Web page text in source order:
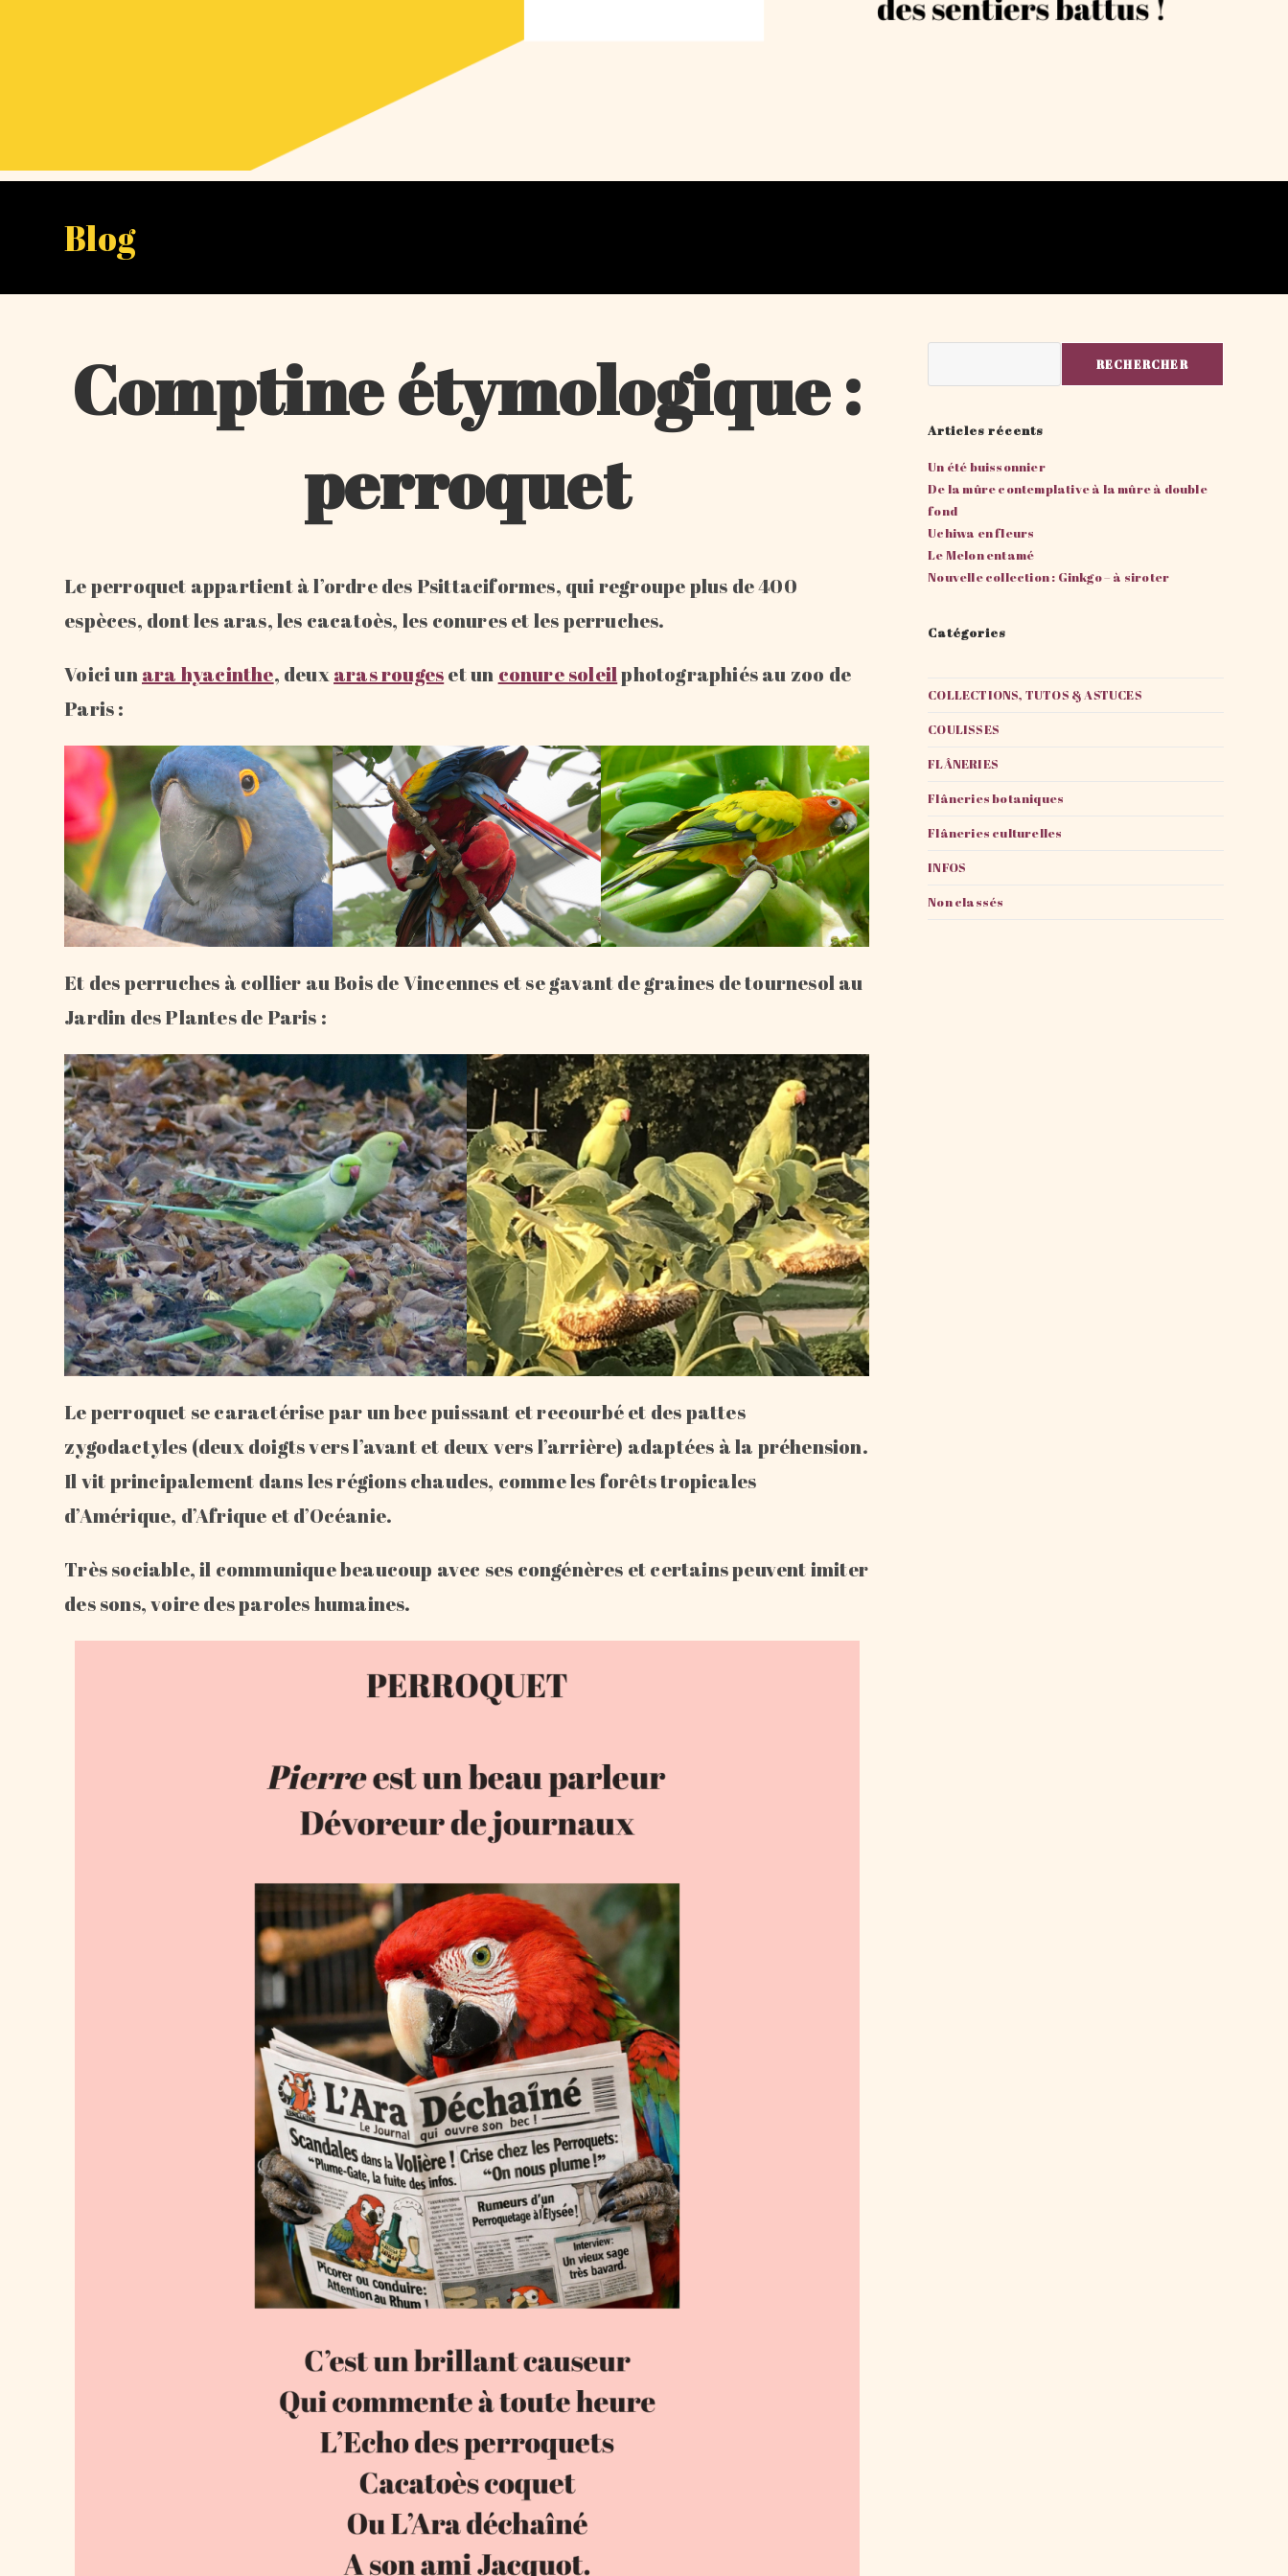
Blog
Comptine étymologique :
perroquet
Le perroquet appartient à l’ordre des Psittaciformes, qui regroupe plus de 400
espèces, dont les aras, les cacatoès, les conures et les perruches.
Voici unara hyacinthe, deuxaras rougeset un conure soleilphotographiés au zoo de
Paris :
Et des perruches à collier au Bois de Vincennes et se gavant de graines de tournesol au
Jardin des Plantes de Paris :
Le perroquet se caractérise par un bec puissant et recourbé et des pattes
zygodactyles (deux doigts vers l’avant et deux vers l’arrière) adaptées à la préhension.
Il vit principalement dans les régions chaudes, comme les forêts tropicales
d’Amérique, d’Afrique et d’Océanie.
Très sociable, il communique beaucoup avec ses congénères et certains peuvent imiter
des sons, voire des paroles humaines.
RECHERCHER
Articles récents
Un été buissonnier
De la mûre contemplative à la mûre à double
fond
Uchiwa en fleurs
Le Melon entamé
Nouvelle collection : Ginkgo – à siroter
Catégories
COLLECTIONS, TUTOS & ASTUCES
COULISSES
FLÂNERIES
Flâneries botaniques
Flâneries culturelles
INFOS
Non classés